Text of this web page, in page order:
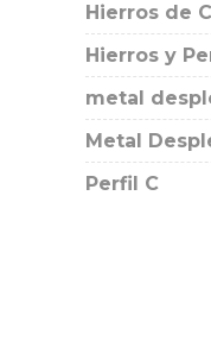
Hierros de
Hierros y
metal
Metal
Perfil C